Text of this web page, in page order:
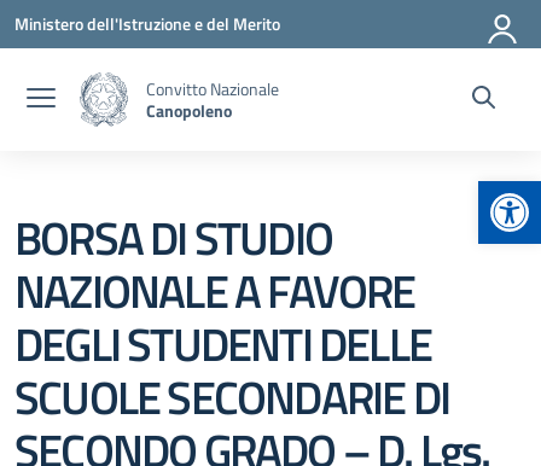
Vai ai contenuti
Vai al menu di navigazione
Vai al footer
Ministero dell'Istruzione e del Merito
Convitto Nazionale
Canopoleno
BORSA DI STUDIO
NAZIONALE A FAVORE
DEGLI STUDENTI DELLE
SCUOLE SECONDARIE DI
SECONDO GRADO – D. Lgs.